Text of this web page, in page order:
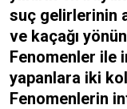
suç gelirlerinin
ve kaçağı
Fenomenler ile
yapanlara iki
Fenomenlerin